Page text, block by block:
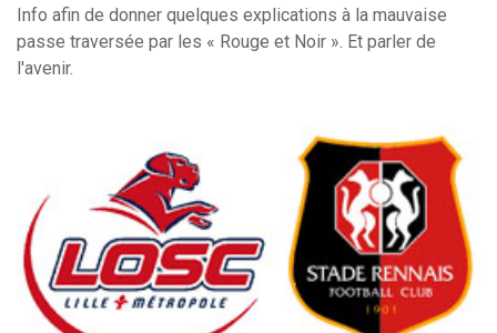
Info afin de donner quelques explications à la mauvaise
passe traversée par les « Rouge et Noir ». Et parler de
l'avenir.